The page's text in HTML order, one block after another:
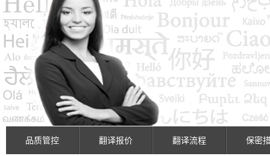
品质管控 翻译报价 翻译流程 保密